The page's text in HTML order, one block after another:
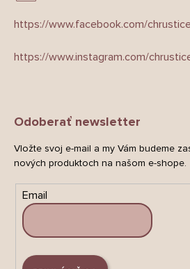
https://www.facebook.com/
https://www.instagram.com/
Odoberať newsletter
Vložte svoj e-mail a my Vám budeme
nových produktoch na našom e-shope.
Email